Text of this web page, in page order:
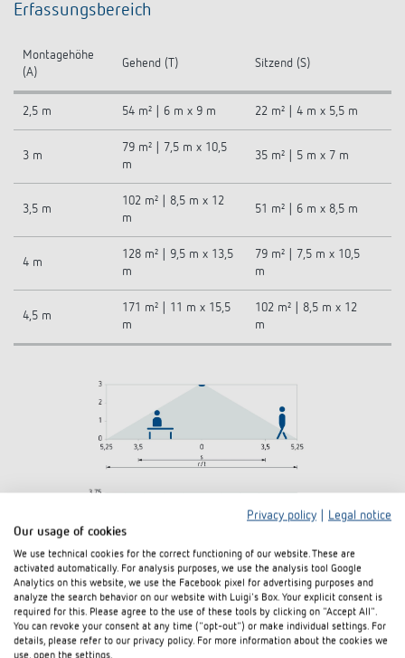
Erfassungsbereich
Montagehöhe
(A)
Gehend (T) Sitzend (S)
2,5 m 54 m² | 6 m x 9 m 22 m² | 4 m x 5,5 m
3 m
79 m² | 7,5 m x 10,5
m
35 m² | 5 m x 7 m
3,5 m
102 m² | 8,5 m x 12
m
51 m² | 6 m x 8,5 m
4 m
128 m² | 9,5 m x 13,5
m
79 m² | 7,5 m x 10,5
m
4,5 m
171 m² | 11 m x 15,5
m
102 m² | 8,5 m x 12
m
Privacy policy
Legal notice
Our usage of cookies
We use technical cookies for the correct functioning of our website. These are
activated automatically. For analysis purposes, we use the analysis tool Google
Analytics on this website, we use the Facebook pixel for advertising purposes and
analyze the search behavior on our website with Luigi's Box. Your explicit consent is
required for this. Please agree to the use of these tools by clicking on "Accept All".
You can revoke your consent at any time ("opt-out") or make individual settings. For
details, please refer to our privacy policy. For more information about the cookies we
use, open the settings.